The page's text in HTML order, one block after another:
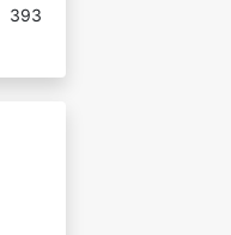
393